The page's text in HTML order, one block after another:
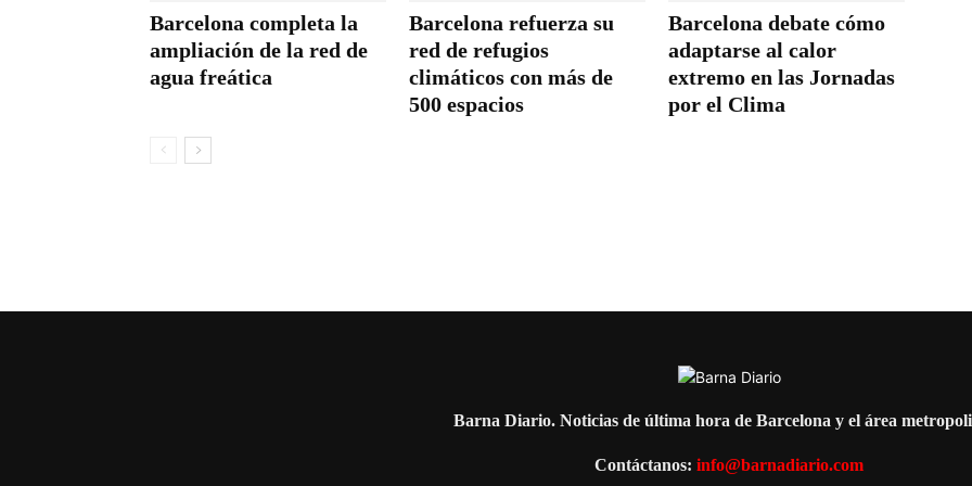
Barcelona completa la
ampliación de la red de
agua freática
Barcelona refuerza su
red de refugios
climáticos con más de
500 espacios
Barcelona debate cómo
adaptarse al calor
extremo en las Jornadas
por el Clima
Barna Diario. Noticias de última hora de Barcelona y el área
Contáctanos: info@barnadiario.com